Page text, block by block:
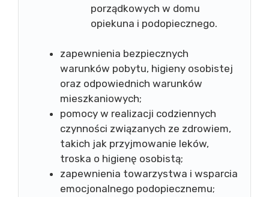
porządkowych w domu
opiekuna i podopiecznego.
zapewnienia bezpiecznych
warunków pobytu, higieny osobistej
oraz odpowiednich warunków
mieszkaniowych;
pomocy w realizacji codziennych
czynności związanych ze zdrowiem,
takich jak przyjmowanie leków,
troska o higienę osobistą;
zapewnienia towarzystwa i wsparcia
emocjonalnego podopiecznemu;